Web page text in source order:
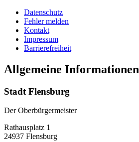
Datenschutz
Fehler melden
Kontakt
Impressum
Barrierefreiheit
Allgemeine Informationen
Stadt Flensburg
Der Oberbürgermeister
Rathausplatz 1
24937 Flensburg